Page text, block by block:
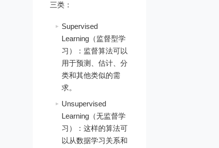
三类：
Supervised
Learning（监督型学
习）：监督算法可以
用于预测、估计、分
类和其他类似的需
求。
Unsupervised
Learning（无监督学
习）：这样的算法可
以从数据学习关系和